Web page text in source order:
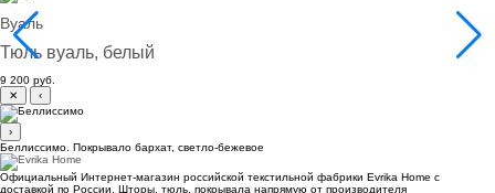
Вуаль
Тюль вуаль, белый
9 200 руб.
✕
‹
›
Беллиссимо. Покрывало бархат, светло-бежевое
Официальный Интернет-магазин российской текстильной фабрики Evrika Home c
доставкой по России. Шторы, тюль, покрывала напрямую от производителя